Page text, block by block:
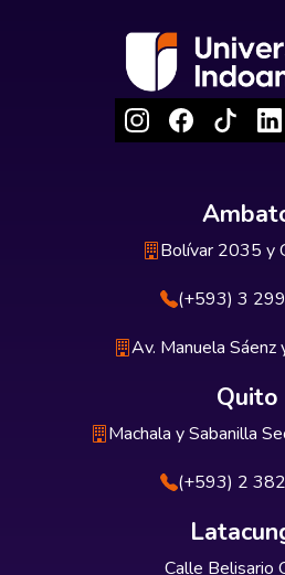
Bolívar 2035 y
(+593) 3
Av. Manuela
Quito
Machala y Sabanilla
(+593) 2
Calle Belisario